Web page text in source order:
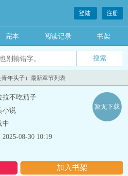
登陆 注册
完本 阅读记录 书架
年头子）最新章节列表
拉不吃茄子
小说
中
加入书架
暂无下载
08-30 10:19